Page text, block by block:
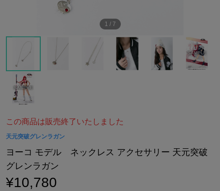
1 / 7
この商品は販売終了いたしました
天元突破グレンラガン
ヨーコ モデル ネックレス アクセサリー 天元突破
グレンラガン
¥10,780